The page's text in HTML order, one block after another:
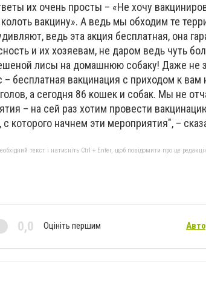
их очень просты – «Не хочу
вакцину». А ведь мы обходим те
ведь эта акция бесплатная, она
и их хозяевам, не даром ведь чуть
лисы на домашнюю собаку! Даже не
– бесплатная вакцинация с приходом к
а сегодня 86 кошек и собак. Мы не
– на сей раз хотим провести
которого начнем эти мероприятия", –
текст і натисніть Ctrl + Enter, щоб повідомити про це
0,0 Оцініть першим